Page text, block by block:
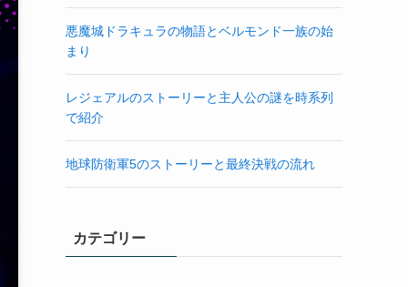
悪魔城ドラキュラの物語とベルモンド一族の始
まり
レジェアルのストーリーと主人公の謎を時系列
で紹介
地球防衛軍5のストーリーと最終決戦の流れ
カテゴリー